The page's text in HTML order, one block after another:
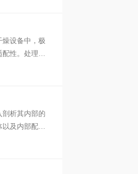
设备中，极
性。处理热
析其内部的
及内部配备